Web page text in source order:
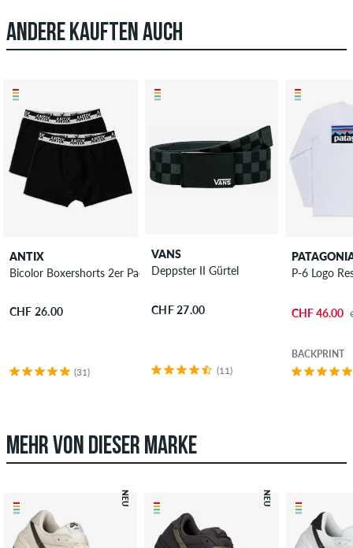
ANDERE KAUFTEN AUCH
ANTIX
Bicolor Boxershorts 2er Pack
CHF 26.00
(31)
VANS
Deppster II Gürtel
CHF 27.00
(11)
P-6 Logo
CHF 46.00
BACKPRINT
MEHR VON DIESER MARKE
NEU NEU